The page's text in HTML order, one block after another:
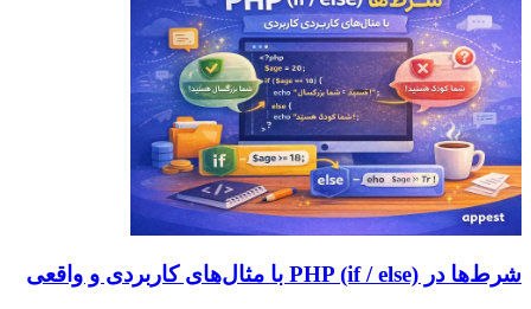
شرط‌ها در PHP (if / else) با مثال‌های کاربردی و واقعی